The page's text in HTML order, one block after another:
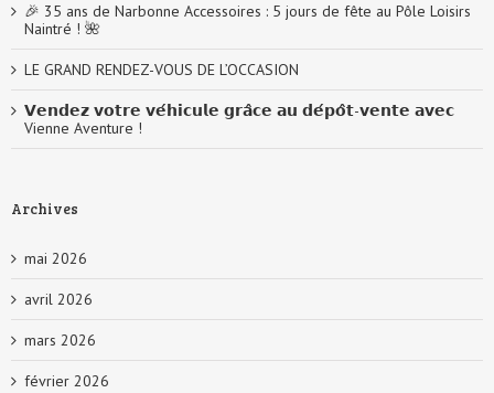
🎉 35 ans de Narbonne Accessoires : 5 jours de fête au Pôle Loisirs
Naintré ! 🌺
LE GRAND RENDEZ-VOUS DE L’OCCASION
𝗩𝗲𝗻𝗱𝗲𝘇 𝘃𝗼𝘁𝗿𝗲 𝘃𝗲́𝗵𝗶𝗰𝘂𝗹𝗲 𝗴𝗿𝗮̂𝗰𝗲 𝗮𝘂 𝗱𝗲́𝗽𝗼̂𝘁-𝘃𝗲𝗻𝘁𝗲 𝗮𝘃𝗲𝗰
Vienne Aventure !
Archives
mai 2026
avril 2026
mars 2026
février 2026